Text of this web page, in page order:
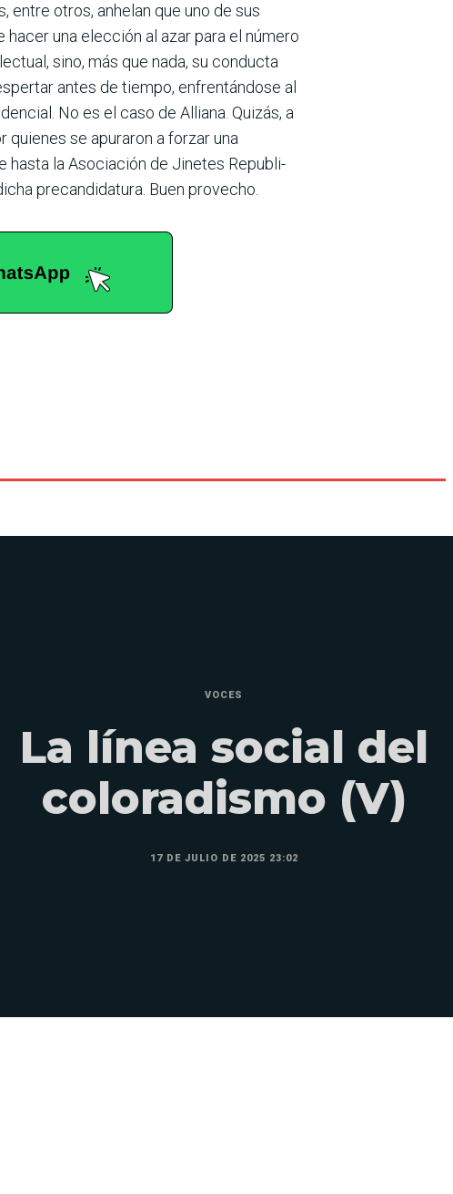
otros, anhelan que uno de sus
una elec­ción al azar para el número
sino, más que nada, su conducta
antes de tiempo, enfrentándose al
No es el caso de Alliana. Quizás, a
quienes se apuraron a forzar una
hasta la Asociación de Jinetes Republi­
pre­candidatura. Buen provecho.
VOCES
La línea social del
coloradismo (V)
17 DE JULIO DE 2025 23:02